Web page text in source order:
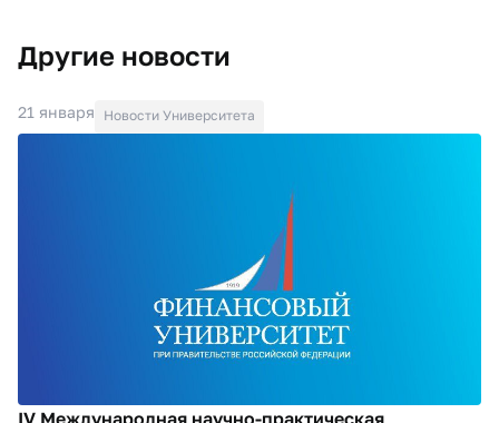
Другие новости
21 января Новости Университета
IV Международная научно-практическая